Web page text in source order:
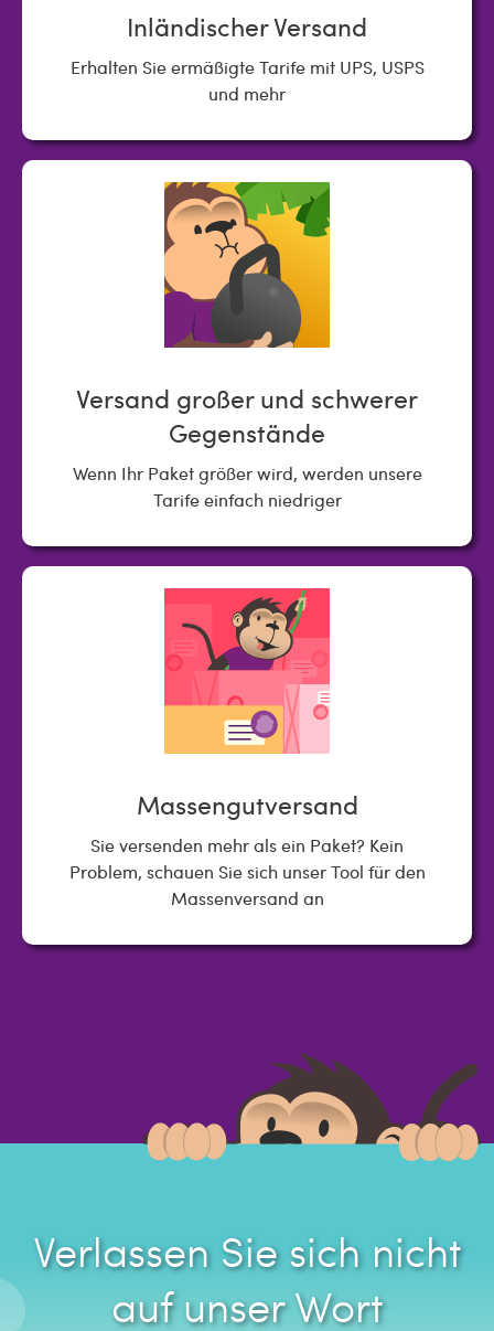
Inländischer Versand
Erhalten Sie ermäßigte Tarife mit UPS, USPS
und mehr
Versand großer und schwerer
Gegenstände
Wenn Ihr Paket größer wird, werden unsere
Tarife einfach niedriger
Massengutversand
Sie versenden mehr als ein Paket? Kein
Problem, schauen Sie sich unser Tool für den
Massenversand an
Verlassen Sie sich nicht
auf unser Wort